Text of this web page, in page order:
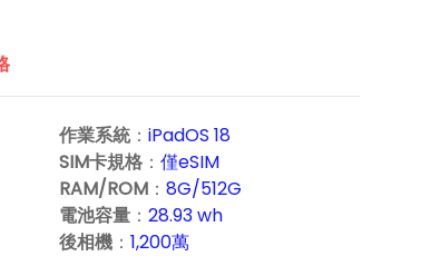
作業系統： iPadOS 18
SIM卡規格 ： 僅eSIM
RAM/ROM ： 8G/512G
電池容量 ： 28.93 wh
後相機 ： 1,200萬